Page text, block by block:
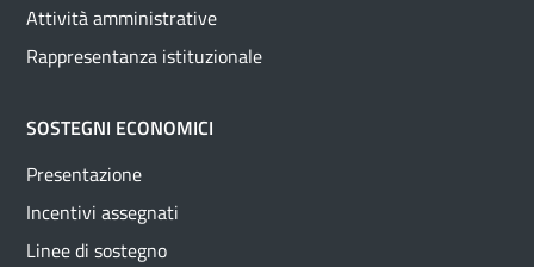
Attività amministrative
Rappresentanza istituzionale
SOSTEGNI ECONOMICI
Presentazione
Incentivi assegnati
Linee di sostegno